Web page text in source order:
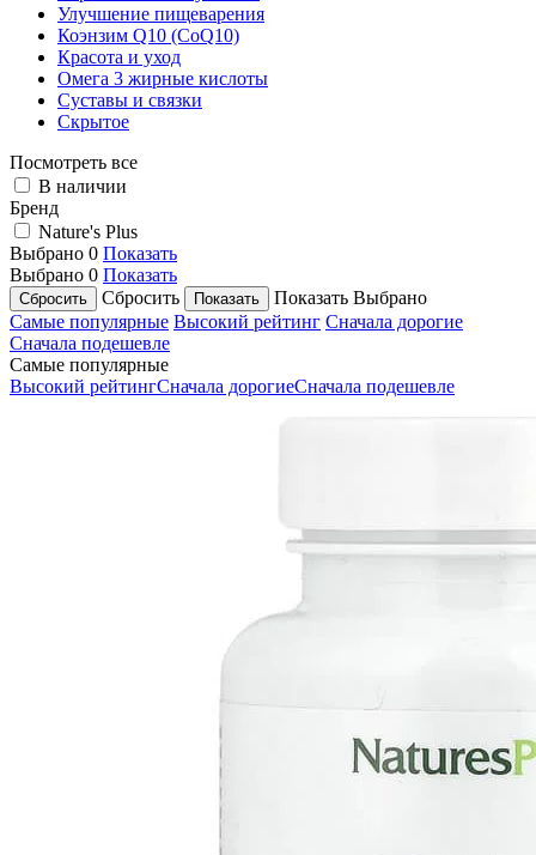
Улучшение пищеварения
Коэнзим Q10 (CoQ10)
Красота и уход
Омега 3 жирные кислоты
Суставы и связки
Скрытое
Посмотреть все
В наличии
Бренд
Nature's Plus
Выбрано 0 Показать
Выбрано 0 Показать
Сбросить
Показать Выбрано
Самые популярные Высокий рейтинг Сначала дорогие
Сначала подешевле
Самые популярные
Высокий рейтингСначала дорогиеСначала подешевле